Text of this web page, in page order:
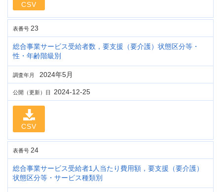
CSV
表番号 23
総合事業サービス受給者数，要支援（要介護）状態区分等・
性・年齢階級別
調査年月 2024年5月
公開（更新）日 2024-12-25
CSV
表番号 24
総合事業サービス受給者1人当たり費用額，要支援（要介護）
状態区分等・サービス種類別